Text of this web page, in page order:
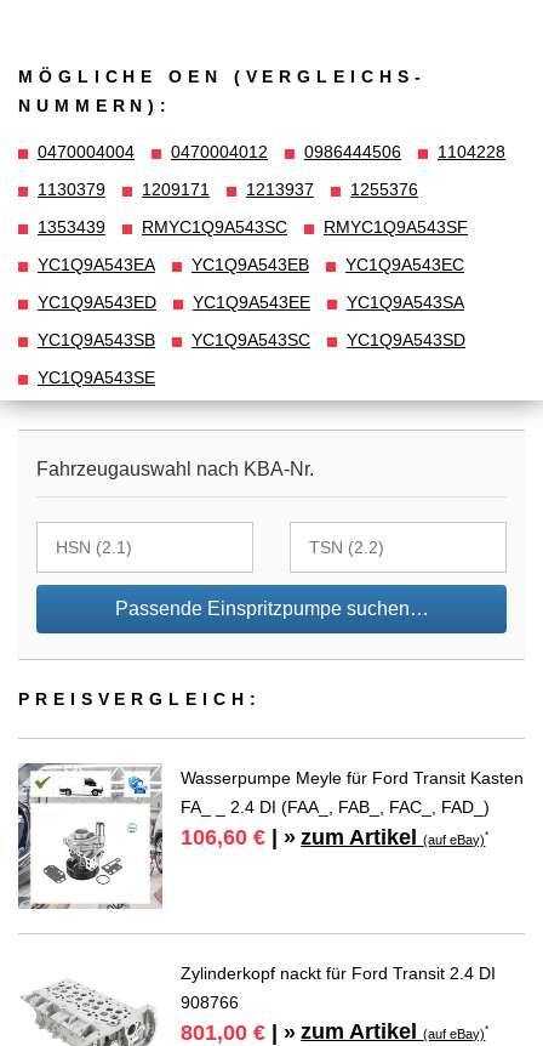
MÖGLICHE OEN (VERGLEICHS­
NUMMERN):
0470004004 0470004012 0986444506
1104228
1130379
1209171 1213937
1255376
1353439
RMYC1Q9A543SC
RMYC1Q9A543SF
YC1Q9A543EA
YC1Q9A543EB
YC1Q9A543EC
YC1Q9A543ED
YC1Q9A543EE
YC1Q9A543SA
YC1Q9A543SB
YC1Q9A543SC
YC1Q9A543SD
YC1Q9A543SE
Fahrzeugauswahl nach KBA-Nr.
Passende Einspritzpumpe suchen…
PREIS­VER­GLEICH:
Wasserpumpe Meyle für Ford Transit Kasten
FA_ _ 2.4 DI (FAA_, FAB_, FAC_, FAD_)
106,60 € | » zum Artikel(auf eBay)*
Zylinderkopf nackt für Ford Transit 2.4 DI
908766
801,00 € | » zum Artikel(auf eBay)*